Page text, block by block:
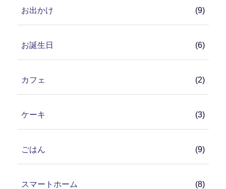
お出かけ (9)
お誕生日 (6)
カフェ (2)
ケーキ (3)
ごはん (9)
スマートホーム (8)